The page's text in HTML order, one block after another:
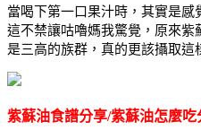
當喝下第一口果汁時，其實是感
這不禁讓咕嚕媽我驚覺，原來
是三高的族群，真的更該攝取這
紫蘇油食譜分享/紫蘇油怎麼吃